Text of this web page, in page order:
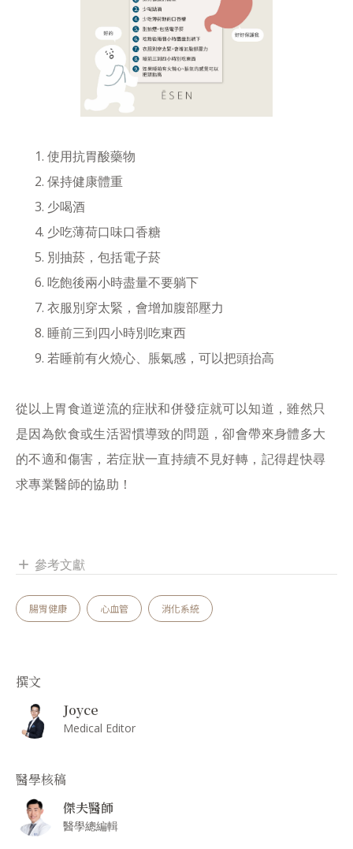
使用抗胃酸藥物
保持健康體重
少喝酒
少吃薄荷口味口香糖
別抽菸，包括電子菸
吃飽後兩小時盡量不要躺下
衣服別穿太緊，會增加腹部壓力
睡前三到四小時別吃東西
若睡前有火燒心、脹氣感，可以把頭抬高
從以上胃食道逆流的症狀和併發症就可以知道，雖然只
是因為飲食或生活習慣導致的問題，卻會帶來身體多大
的不適和傷害，若症狀一直持續不見好轉，記得趕快尋
求專業醫師的協助！
add 參考文獻
腸胃健康 心血管 消化系統
撰文
Joyce
Medical Editor
醫學核稿
傑夫醫師
醫學總編輯